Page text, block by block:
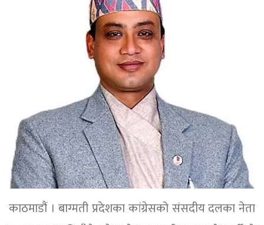
काठमाडौं । बाग्मती प्रदेशका कांग्रेसको संसदीय दलका नेता